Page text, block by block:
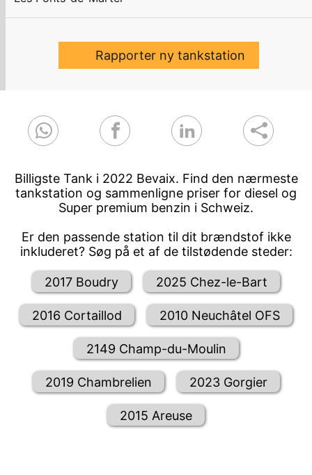
Rapporter ny tankstation
Billigste Tank i 2022 Bevaix. Find den nærmeste
tankstation og sammenligne priser for diesel og
Super premium benzin i Schweiz.
Er den passende station til dit brændstof ikke
inkluderet? Søg på et af de tilstødende steder:
2017 Boudry 2025 Chez-le-Bart
2016 Cortaillod 2010 Neuchâtel OFS
2149 Champ-du-Moulin
2019 Chambrelien 2023 Gorgier
2015 Areuse